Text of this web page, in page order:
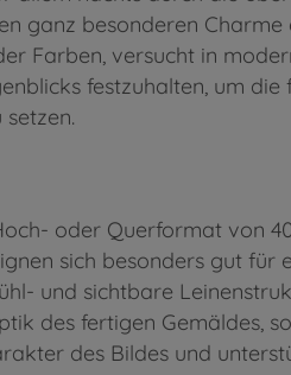
ganz besonderen Charme
Farben, versucht in
festzuhalten, um die
oder Querformat von
sich besonders gut für
und sichtbare
des fertigen Gemäldes,
des Bildes und